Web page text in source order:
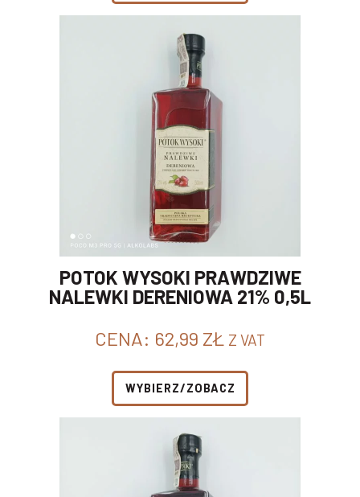
POTOK WYSOKI PRAWDZIWE
NALEWKI DERENIOWA 21% 0,5L
CENA: 62,99 ZŁ Z VAT
WYBIERZ/ZOBACZ